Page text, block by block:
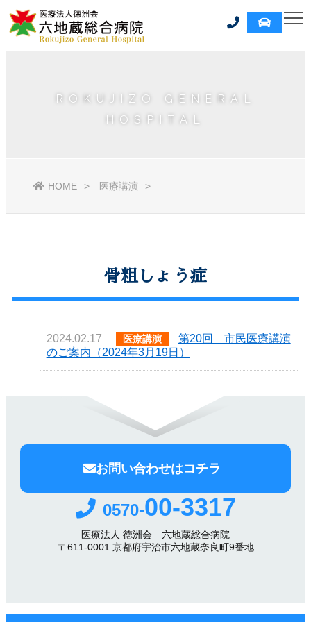
ROKUJIZO GENERAL
HOSPITAL
HOME 医療講演
骨粗しょう症
2024.02.17 医療講演
第20回 市民医療講演
のご案内（2024年3月19日）
お問い合わせはコチラ
0570-00-3317
医療法人 徳洲会 六地蔵総合病院
〒611-0001 京都府宇治市六地蔵奈良町9番地